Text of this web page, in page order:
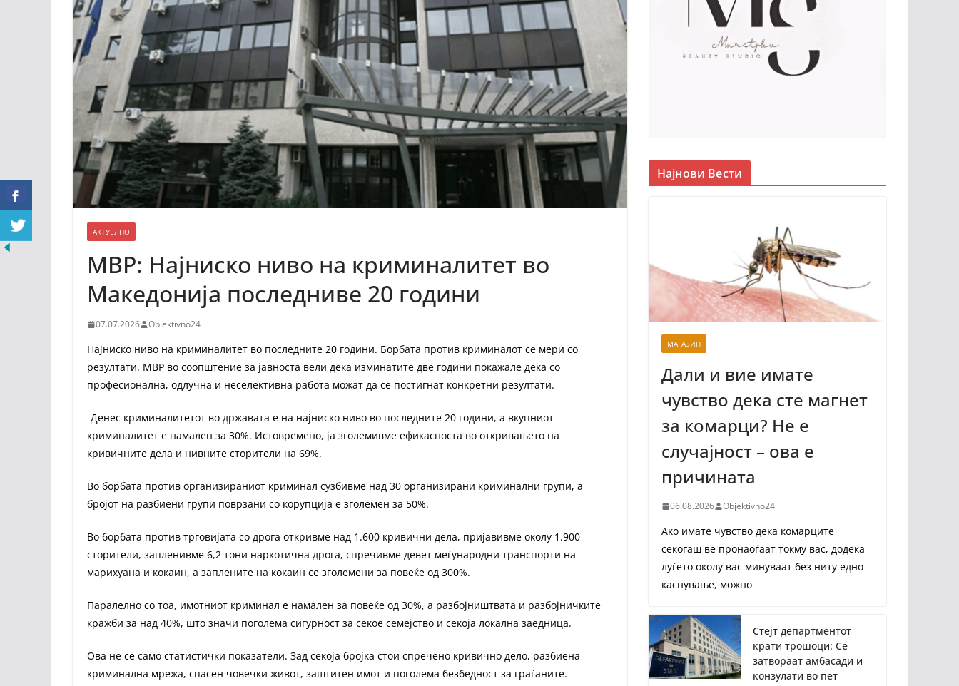
АКТУЕЛНО
МВР: Најниско ниво на криминалитет во
Македонија последниве 20 години
07.07.2026 Objektivno24
Најниско ниво на криминалитет во последните 20 години. Борбата против криминалот се мери со
резултати. МВР во соопштение за јавноста вели дека изминатите две години покажале дека со
професионална, одлучна и неселективна работа можат да се постигнат конкретни резултати.
-Денес криминалитетот во државата е на најниско ниво во последните 20 години, а вкупниот
криминалитет е намален за 30%. Истовремено, ја зголемивме ефикасноста во откривањето на
кривичните дела и нивните сторители на 69%.
Во борбата против организираниот криминал сузбивме над 30 организирани криминални групи, а
бројот на разбиени групи поврзани со корупција е зголемен за 50%.
Во борбата против трговијата со дрога откривме над 1.600 кривични дела, пријавивме околу 1.900
сторители, запленивме 6,2 тони наркотична дрога, спречивме девет меѓународни транспорти на
марихуана и кокаин, а заплените на кокаин се зголемени за повеќе од 300%.
Паралелно со тоа, имотниот криминал е намален за повеќе од 30%, а разбојништвата и разбојничките
кражби за над 40%, што значи поголема сигурност за секое семејство и секоја локална заедница.
Ова не се само статистички показатели. Зад секоја бројка стои спречено кривично дело, разбиена
криминална мрежа, спасен човечки живот, заштитен имот и поголема безбедност за граѓаните.
Најнови Вести
МАГАЗИН
Дали и вие имате
чувство дека сте магнет
за комарци? Не е
случајност – ова е
причината
06.08.2026 Objektivno24
Ако имате чувство дека комарците
секогаш ве пронаоѓаат токму вас, додека
луѓето околу вас минуваат без ниту едно
каснување, можно
Стејт департментот
крати трошоци: Се
затвораат амбасади и
конзулати во пет